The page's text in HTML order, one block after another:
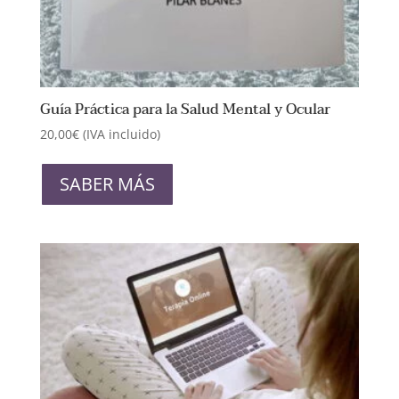
Guía Práctica para la Salud Mental y Ocular
20,00€ (IVA incluido)
SABER MÁS